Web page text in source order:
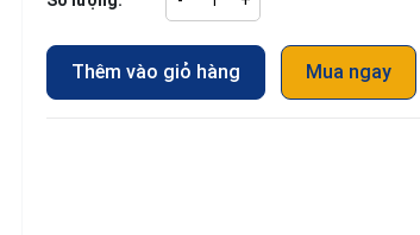
Thêm vào giỏ hàng Mua ngay